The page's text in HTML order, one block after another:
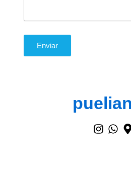
Enviar